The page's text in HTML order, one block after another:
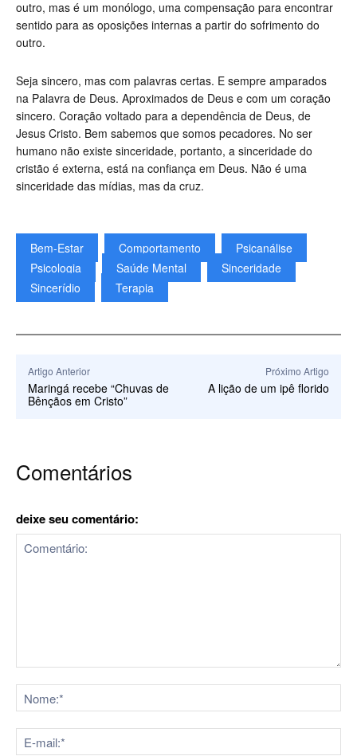
outro, mas é um monólogo, uma compensação para encontrar
sentido para as oposições internas a partir do sofrimento do
outro.
Seja sincero, mas com palavras certas. E sempre amparados
na Palavra de Deus. Aproximados de Deus e com um coração
sincero. Coração voltado para a dependência de Deus, de
Jesus Cristo. Bem sabemos que somos pecadores. No ser
humano não existe sinceridade, portanto, a sinceridade do
cristão é externa, está na confiança em Deus. Não é uma
sinceridade das mídias, mas da cruz.
Bem-Estar Comportamento
Psicanálise
Psicologia
Saúde Mental
Sinceridade
Sincerídio
Terapia
Artigo Anterior
Maringá recebe “Chuvas de
Bênçãos em Cristo”
Próximo Artigo
A lição de um ipê florido
Comentários
deixe seu comentário: